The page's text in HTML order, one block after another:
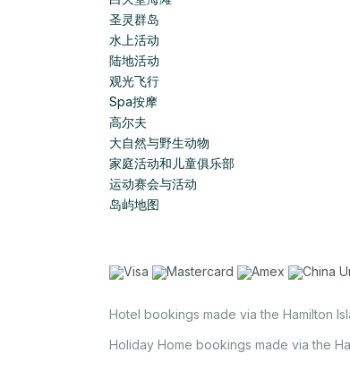
圣灵群岛
水上活动
陆地活动
观光飞行
Spa按摩
高尔夫
大自然与野生动物
家庭活动和儿童俱乐部
运动赛会与活动
岛屿地图
Hotel bookings made via the Hamilton
Holiday Home bookings made via the